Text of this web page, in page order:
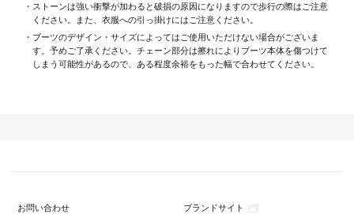
・ストーンは強い衝撃が加わると破損の原因になりますので歩行の際はご注意
ください。また、衣服への引っ掛けにはご注意ください。
・ブーツのデザイン・サイズによってはご使用いただけない場合がございま
す。予めご了承ください。チェーン部分は擦れによりブーツ本体を傷つけて
しまう可能性があるので、ある程度余裕をもった幅で合わせてください。
お問い合わせ ブランドサイト